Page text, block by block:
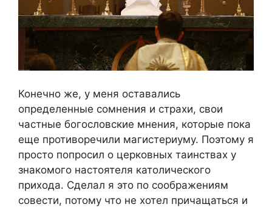
Конечно же, у меня оставались
определенные сомнения и страхи, свои
частные богословские мнения, которые пока
еще противоречили магистериуму. Поэтому я
просто попросил о церковных таинствах у
знакомого настоятеля католического
прихода. Сделал я это по соображениям
совести, потому что не хотел причащаться и